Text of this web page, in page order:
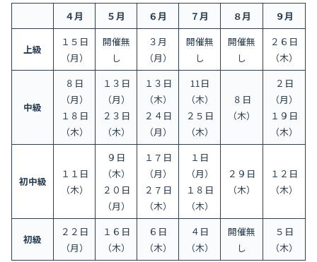
４月 ５月 ６月 ７月 ８月 ９月
上級
１５日
（月）
開催無
し
３月
（月）
開催無
し
開催無
し
２６日
（木）
中級
８日
（月）
１８日
（木）
１３日
（月）
２３日
（木）
１３日
（木）
２４日
（月）
11日
（木）
２５日
（木）
８日
（木）
２日
（月）
１９日
（木）
初中級
１１日
（木）
９日
（木）
２０日
（月）
１７日
（月）
２７日
（木）
１日
（月）
１８日
（木）
２９日
（木）
１２日
（木）
初級
２２日
（月）
１６日
（木）
６日
（木）
４日
（木）
開催無
し
５日
（木）